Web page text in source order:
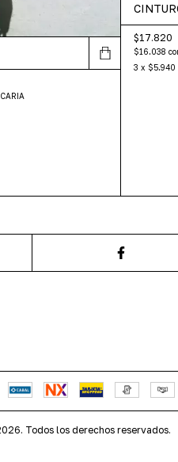
$17.820
$16.038
3 x $5.940
Todos los derechos reservados.